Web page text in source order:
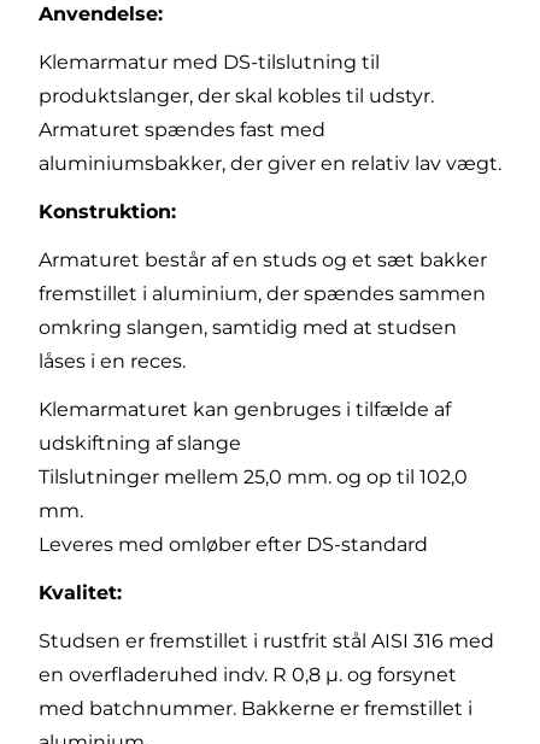
Anvendelse:
Klemarmatur med DS-tilslutning til
produktslanger, der skal kobles til udstyr.
Armaturet spændes fast med
aluminiumsbakker, der giver en relativ lav vægt.
Konstruktion:
Armaturet består af en studs og et sæt bakker
fremstillet i aluminium, der spændes sammen
omkring slangen, samtidig med at studsen
låses i en reces.
Klemarmaturet kan genbruges i tilfælde af
udskiftning af slange
Tilslutninger mellem 25,0 mm. og op til 102,0
mm.
Leveres med omløber efter DS-standard
Kvalitet:
Studsen er fremstillet i rustfrit stål AISI 316 med
en overfladeruhed indv. R 0,8 µ. og forsynet
med batchnummer. Bakkerne er fremstillet i